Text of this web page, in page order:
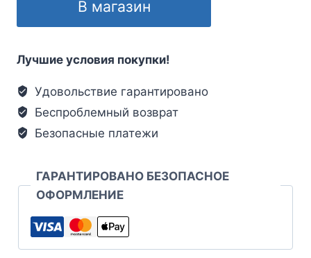
В магазин
Лучшие условия покупки!
Удовольствие гарантировано
Беспроблемный возврат
Безопасные платежи
ГАРАНТИРОВАНО БЕЗОПАСНОЕ
ОФОРМЛЕНИЕ